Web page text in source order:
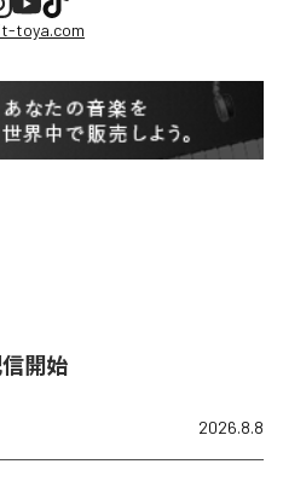
toya.com
開始
2026.8.8